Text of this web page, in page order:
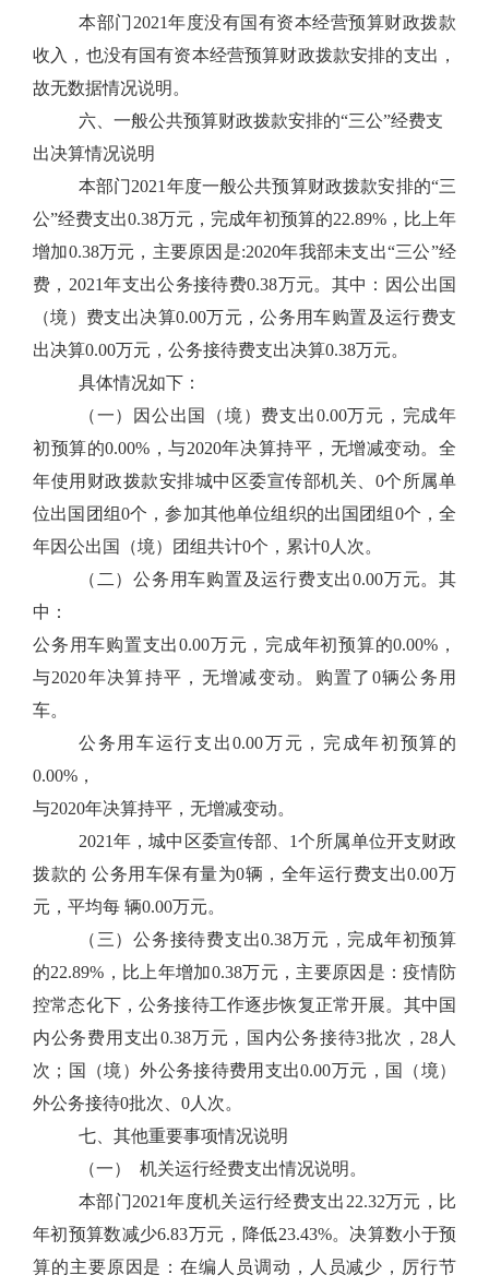
本部门2021年度没有国有资本经营预算财政拨款
收入，也没有国有资本经营预算财政拨款安排的支出，
故无数据情况说明。
六、一般公共预算财政拨款安排的“三公”经费支
出决算情况说明
本部门2021年度一般公共预算财政拨款安排的“三
公”经费支出0.38万元，完成年初预算的22.89%，比上年
增加0.38万元，主要原因是:2020年我部未支出“三公”经
费，2021年支出公务接待费0.38万元。其中：因公出国
（境）费支出决算0.00万元，公务用车购置及运行费支
出决算0.00万元，公务接待费支出决算0.38万元。
具体情况如下：
（一）因公出国（境）费支出0.00万元，完成年
初预算的0.00%，与2020年决算持平，无增减变动。全
年使用财政拨款安排城中区委宣传部机关、0个所属单
位出国团组0个，参加其他单位组织的出国团组0个，全
年因公出国（境）团组共计0个，累计0人次。
（二）公务用车购置及运行费支出0.00万元。其
中：
公务用车购置支出0.00万元，完成年初预算的0.00%，
与2020年决算持平，无增减变动。购置了0辆公务用
车。
公务用车运行支出0.00万元，完成年初预算的
0.00%，
与2020年决算持平，无增减变动。
2021年，城中区委宣传部、1个所属单位开支财政
拨款的 公务用车保有量为0辆，全年运行费支出0.00万
元，平均每 辆0.00万元。
（三）公务接待费支出0.38万元，完成年初预算
的22.89%，比上年增加0.38万元，主要原因是：疫情防
控常态化下，公务接待工作逐步恢复正常开展。其中国
内公务费用支出0.38万元，国内公务接待3批次，28人
次；国（境）外公务接待费用支出0.00万元，国（境）
外公务接待0批次、0人次。
七、其他重要事项情况说明
（一） 机关运行经费支出情况说明。
本部门2021年度机关运行经费支出22.32万元，比
年初预算数减少6.83万元，降低23.43%。决算数小于预
算的主要原因是：在编人员调动，人员减少，厉行节